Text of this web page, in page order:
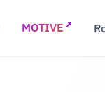
MOTIVE ↗